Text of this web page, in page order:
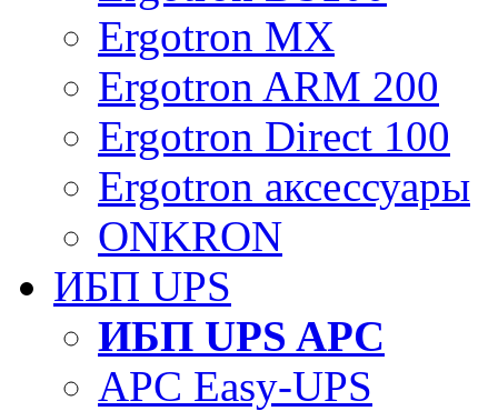
Ergotron MX
Ergotron ARM 200
Ergotron Direct 100
Ergotron аксессуары
ONKRON
ИБП UPS
ИБП UPS APC
APC Easy-UPS